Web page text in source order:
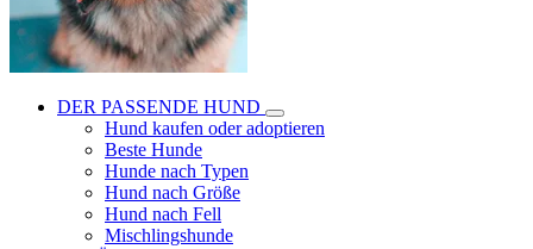
DER PASSENDE HUND
Hund kaufen oder adoptieren
Beste Hunde
Hunde nach Typen
Hund nach Größe
Hund nach Fell
Mischlingshunde